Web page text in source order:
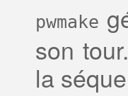
pwmake
son
la